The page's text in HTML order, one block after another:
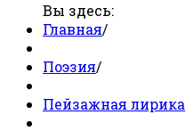
Вы здесь:
Главная/
Поэзия/
Пейзажная лирика